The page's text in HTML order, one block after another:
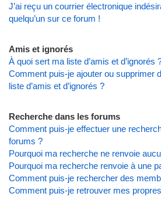
J’ai reçu un courrier électronique
quelqu’un sur ce forum !
Amis et ignorés
À quoi sert ma liste d’amis et d’ignorés
Comment puis-je ajouter ou supprimer
liste d’amis et d’ignorés ?
Recherche dans les forums
Comment puis-je effectuer une
forums ?
Pourquoi ma recherche ne renvoie
Pourquoi ma recherche renvoie à une
Comment puis-je rechercher des
Comment puis-je retrouver mes